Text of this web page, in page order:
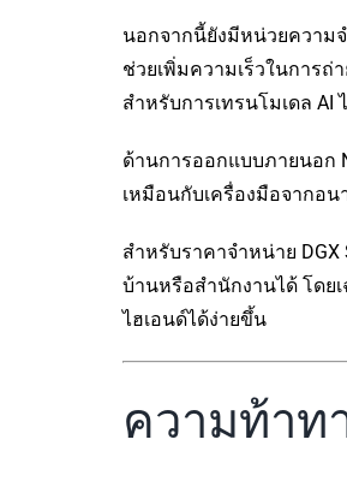
นอกจากนี้ยังมีหน่วยความจ
ช่วยเพิ่มความเร็วในการ
สำหรับการเทรนโมเดล AI
ด้านการออกแบบภายนอก
เหมือนกับเครื่องมือจากอ
สำหรับราคาจำหน่าย
บ้านหรือสำนักงานได้ โดย
ไฮเอนด์ได้ง่ายขึ้น
ความท้าท